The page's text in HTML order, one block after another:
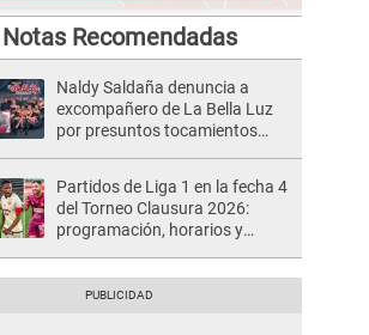
Notas Recomendadas
Naldy Saldaña denuncia a
excompañero de La Bella Luz
por presuntos tocamientos
Partidos de Liga 1 en la fecha 4
del Torneo Clausura 2026:
programación, horarios y